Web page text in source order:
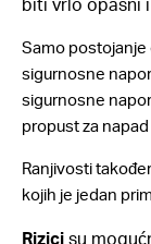
biti vrlo opasni
Samo postojanje
sigurnosne
sigurnosne
propust za
Ranjivosti
kojih je jedan
Rizici su